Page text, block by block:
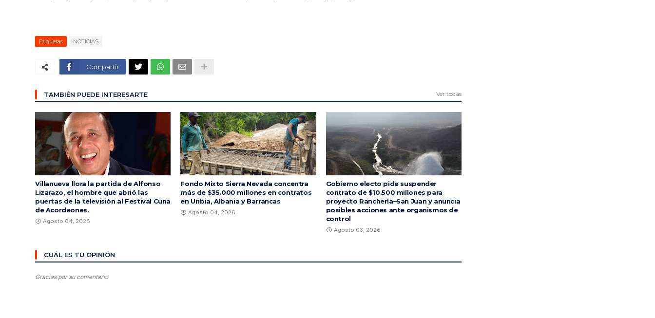
Etiquetas NOTICIAS
Compartir
TAMBIÉN PUEDE INTERESARTE Ver todas
Villanueva llora la partida de Alfonso
Lizarazo, el hombre que abrió las
puertas de la televisión al Festival Cuna
de Acordeones.
Agosto 04, 2026
Fondo Mixto Sierra Nevada concentra
más de $35.000 millones en contratos
en Uribia, Albania y Barrancas
Agosto 04, 2026
Gobierno electo pide suspender
contrato de $10.500 millones para
proyecto Ranchería–San Juan y anuncia
posibles acciones ante organismos de
control
Agosto 03, 2026
CUÁL ES TU OPINIÓN
Gracias por su comentario